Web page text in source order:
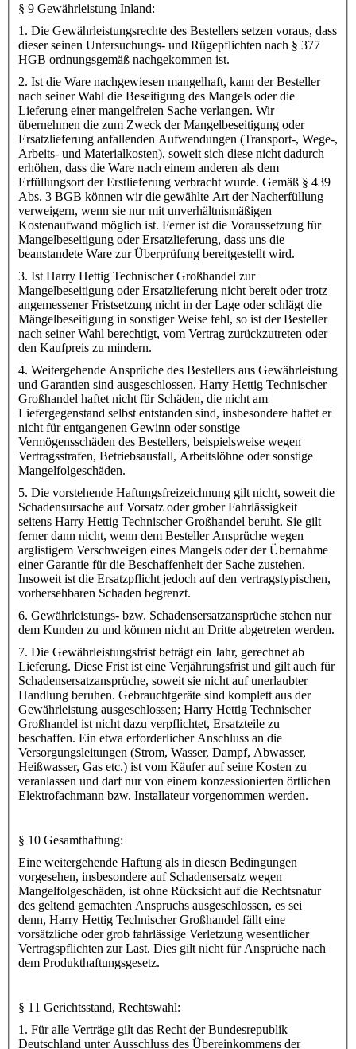
§ 9 Gewährleistung Inland:
1. Die Gewährleistungsrechte des Bestellers setzen voraus, dass
dieser seinen Untersuchungs- und Rügepflichten nach § 377
HGB ordnungsgemäß nachgekommen ist.
2. Ist die Ware nachgewiesen mangelhaft, kann der Besteller
nach seiner Wahl die Beseitigung des Mangels oder die
Lieferung einer mangelfreien Sache verlangen. Wir
übernehmen die zum Zweck der Mangelbeseitigung oder
Ersatzlieferung anfallenden Aufwendungen (Transport-, Wege-,
Arbeits- und Materialkosten), soweit sich diese nicht dadurch
erhöhen, dass die Ware nach einem anderen als dem
Erfüllungsort der Erstlieferung verbracht wurde. Gemäß § 439
Abs. 3 BGB können wir die gewählte Art der Nacherfüllung
verweigern, wenn sie nur mit unverhältnismäßigen
Kostenaufwand möglich ist. Ferner ist die Voraussetzung für
Mangelbeseitigung oder Ersatzlieferung, dass uns die
beanstandete Ware zur Überprüfung bereitgestellt wird.
3. Ist Harry Hettig Technischer Großhandel zur
Mangelbeseitigung oder Ersatzlieferung nicht bereit oder trotz
angemessener Fristsetzung nicht in der Lage oder schlägt die
Mängelbeseitigung in sonstiger Weise fehl, so ist der Besteller
nach seiner Wahl berechtigt, vom Vertrag zurückzutreten oder
den Kaufpreis zu mindern.
4. Weitergehende Ansprüche des Bestellers aus Gewährleistung
und Garantien sind ausgeschlossen. Harry Hettig Technischer
Großhandel haftet nicht für Schäden, die nicht am
Liefergegenstand selbst entstanden sind, insbesondere haftet er
nicht für entgangenen Gewinn oder sonstige
Vermögensschäden des Bestellers, beispielsweise wegen
Vertragsstrafen, Betriebsausfall, Arbeitslöhne oder sonstige
Mangelfolgeschäden.
5. Die vorstehende Haftungsfreizeichnung gilt nicht, soweit die
Schadensursache auf Vorsatz oder grober Fahrlässigkeit
seitens Harry Hettig Technischer Großhandel beruht. Sie gilt
ferner dann nicht, wenn dem Besteller Ansprüche wegen
arglistigem Verschweigen eines Mangels oder der Übernahme
einer Garantie für die Beschaffenheit der Sache zustehen.
Insoweit ist die Ersatzpflicht jedoch auf den vertragstypischen,
vorhersehbaren Schaden begrenzt.
6. Gewährleistungs- bzw. Schadensersatzansprüche stehen nur
dem Kunden zu und können nicht an Dritte abgetreten werden.
7. Die Gewährleistungsfrist beträgt ein Jahr, gerechnet ab
Lieferung. Diese Frist ist eine Verjährungsfrist und gilt auch für
Schadensersatzansprüche, soweit sie nicht auf unerlaubter
Handlung beruhen. Gebrauchtgeräte sind komplett aus der
Gewährleistung ausgeschlossen; Harry Hettig Technischer
Großhandel ist nicht dazu verpflichtet, Ersatzteile zu
beschaffen. Ein etwa erforderlicher Anschluss an die
Versorgungsleitungen (Strom, Wasser, Dampf, Abwasser,
Heißwasser, Gas etc.) ist vom Käufer auf seine Kosten zu
veranlassen und darf nur von einem konzessionierten örtlichen
Elektrofachmann bzw. Installateur vorgenommen werden.
§ 10 Gesamthaftung:
Eine weitergehende Haftung als in diesen Bedingungen
vorgesehen, insbesondere auf Schadensersatz wegen
Mangelfolgeschäden, ist ohne Rücksicht auf die Rechtsnatur
des geltend gemachten Anspruchs ausgeschlossen, es sei
denn, Harry Hettig Technischer Großhandel fällt eine
vorsätzliche oder grob fahrlässige Verletzung wesentlicher
Vertragspflichten zur Last. Dies gilt nicht für Ansprüche nach
dem Produkthaftungsgesetz.
§ 11 Gerichtsstand, Rechtswahl:
1. Für alle Verträge gilt das Recht der Bundesrepublik
Deutschland unter Ausschluss des Übereinkommens der